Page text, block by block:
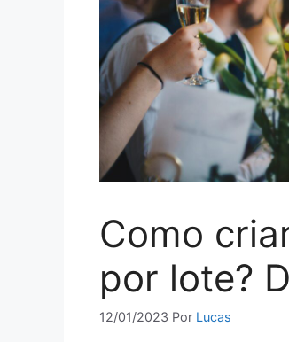
Como
por lote?
12/01/2023 Por Lucas